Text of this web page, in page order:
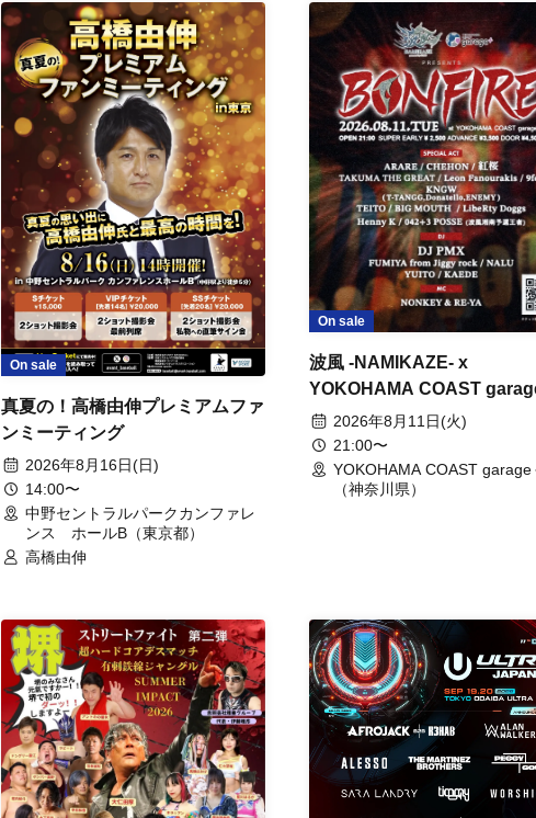
On sale
真夏の！高橋由伸プレミアムファ
ンミーティング
2026年8月16日(日)
14:00〜
中野セントラルパークカンファレ
ンス ホールB（東京都）
高橋由伸
On sale
波風 -NAMIKAZE- x
YOKOHAMA COAST
presents BON FIRE
2026年8月11日(火)
21:00〜
YOKOHAMA COAST garage
（神奈川県）